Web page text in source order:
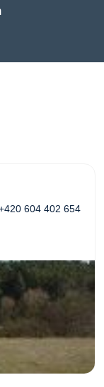
604 402 654